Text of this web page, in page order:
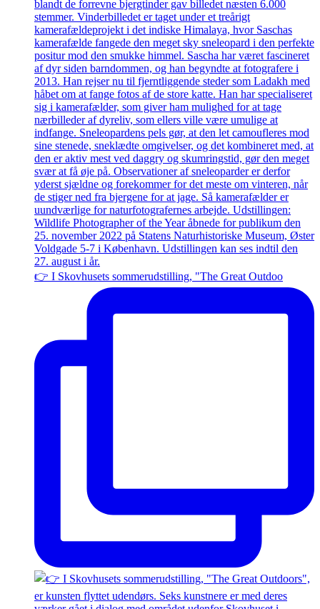
👉 I Skovhusets sommerudstilling, "The Great Outdoo